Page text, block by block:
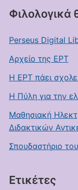
Φιλολογικά
Perseus Digital
Αρχείο της ΕΡΤ
Η ΕΡΤ πάει
Η Πύλη για την
Μαθησιακή
Διδακτικών
Σπουδαστήριο
Ετικέτες